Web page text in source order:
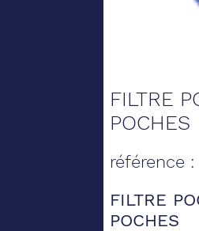
FILTRE
POCHES
référence
FILTRE
POCHES